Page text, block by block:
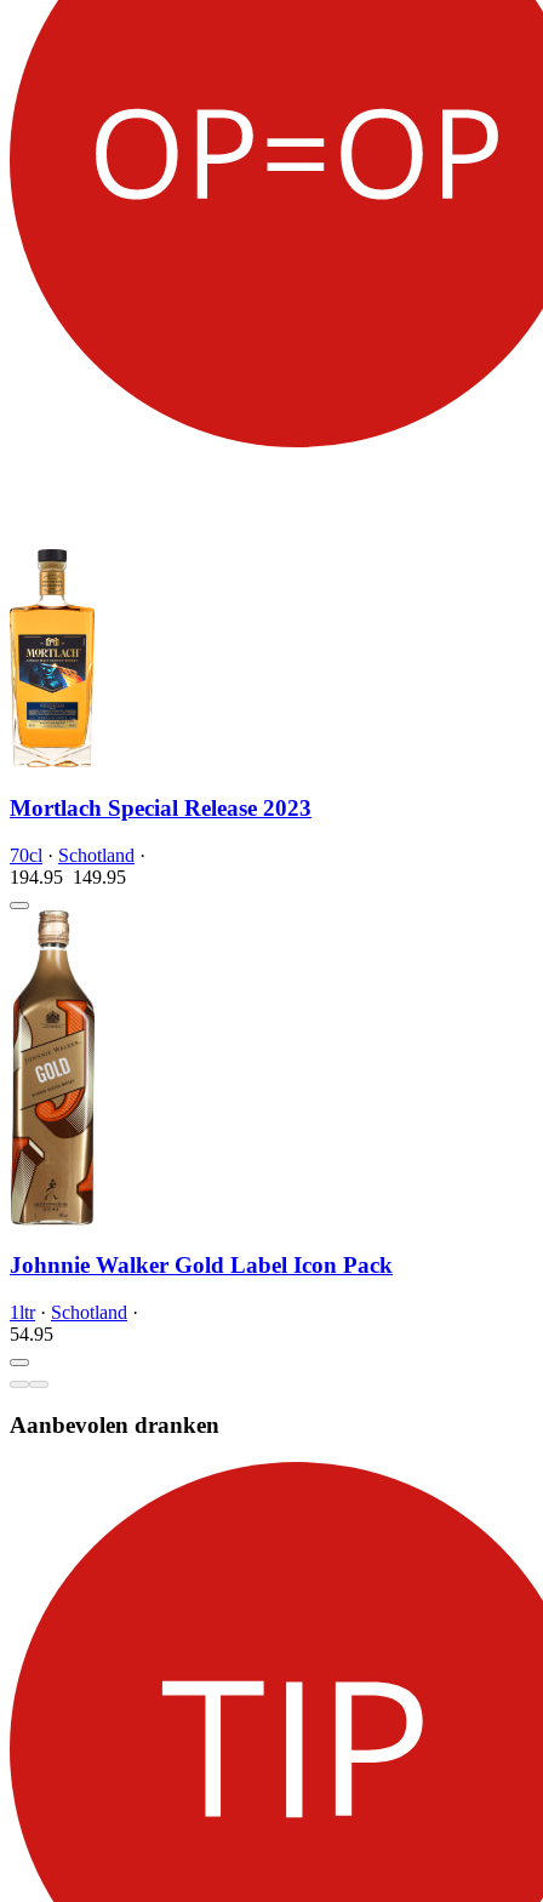
Mortlach Special Release 2023
70cl · Schotland ·
194.95 149.95
Johnnie Walker Gold Label Icon Pack
1ltr· Schotland ·
54.95
Aanbevolen dranken